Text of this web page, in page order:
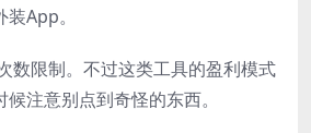
App。
数限制。不过这类工具的盈利模式
注意别点到奇怪的东西。